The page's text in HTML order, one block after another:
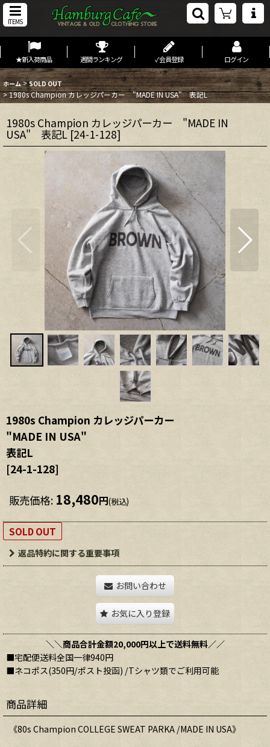
ITEMS
★新入荷商品 週間ランキング ✓会員登録 ログイン
ホーム > SOLD OUT
>1980s Champion カレッジパーカー "MADE IN USA" 表記L
1980s Champion カレッジパーカー "MADE IN
USA" 表記L [24-1-128]
1980s Champion カレッジパーカー
"MADE IN USA"
表記L
[24-1-128]
販売価格: 18,480円(税込)
SOLD OUT
返品特約に関する重要事項
お問い合わせ
お気に入り登録
＼＼商品合計金額20,000円以上で送料無料／／
■宅配便送料全国一律940円
■ネコポス(350円/ポスト投函) /Tシャツ類でご利用可能
商品詳細
《80s Champion COLLEGE SWEAT PARKA /MADE IN USA》